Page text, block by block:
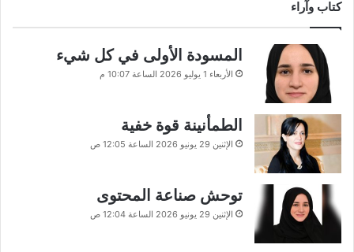
كتاب وآراء
المسودة الأولى في كل شيء
الأربعاء 1 يوليو 2026 الساعة 10:07 م
الطمأنينة قوة خفية
الإثنين 29 يونيو 2026 الساعة 12:05 ص
توحش صناعة المحتوى
الإثنين 29 يونيو 2026 الساعة 12:04 ص